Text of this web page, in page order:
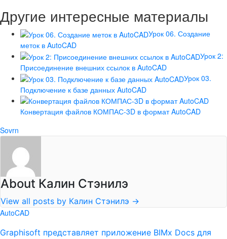
Другие интересные материалы
Урок 06. Создание
меток в AutoCAD
Урок 2:
Присоединение внешних ссылок в AutoCAD
Урок 03.
Подключение к базе данных AutoCAD
Конвертация файлов КОМПАС-3D в формат AutoCAD
Sovrn
About Калин Стэнилэ
View all posts by Калин Стэнилэ →
AutoCAD
Graphisoft представляет приложение BIMx Docs для